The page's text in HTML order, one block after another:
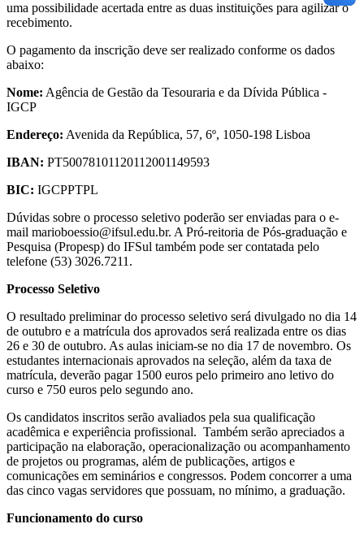
uma possibilidade acertada entre as duas instituições para agilizar o
recebimento.
O pagamento da inscrição deve ser realizado conforme os dados
abaixo:
Nome: Agência de Gestão da Tesouraria e da Dívida Pública -
IGCP
Endereço: Avenida da República, 57, 6º, 1050-198 Lisboa
IBAN: PT50078101120112001149593
BIC: IGCPPTPL
Dúvidas sobre o processo seletivo poderão ser enviadas para o e-
mail marioboessio@ifsul.edu.br. A Pró-reitoria de Pós-graduação e
Pesquisa (Propesp) do IFSul também pode ser contatada pelo
telefone (53) 3026.7211.
Processo Seletivo
O resultado preliminar do processo seletivo será divulgado no dia 14
de outubro e a matrícula dos aprovados será realizada entre os dias
26 e 30 de outubro. As aulas iniciam-se no dia 17 de novembro. Os
estudantes internacionais aprovados na seleção, além da taxa de
matrícula, deverão pagar 1500 euros pelo primeiro ano letivo do
curso e 750 euros pelo segundo ano.
Os candidatos inscritos serão avaliados pela sua qualificação
acadêmica e experiência profissional. Também serão apreciados a
participação na elaboração, operacionalização ou acompanhamento
de projetos ou programas, além de publicações, artigos e
comunicações em seminários e congressos. Podem concorrer a uma
das cinco vagas servidores que possuam, no mínimo, a graduação.
Funcionamento do curso